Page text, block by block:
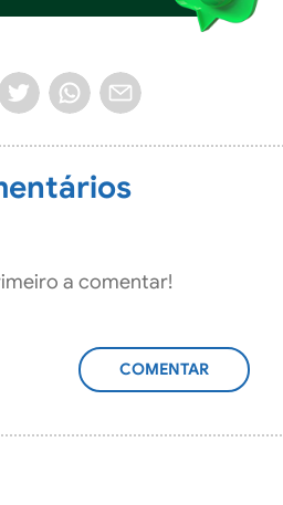
a comentar!
ADICIONAR